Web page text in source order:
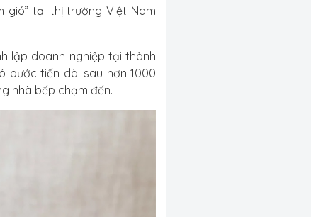
gió” tại thị trường Việt Nam
lập doanh nghiệp tại thành
bước tiến dài sau hơn 1000
nhà bếp chạm đến.